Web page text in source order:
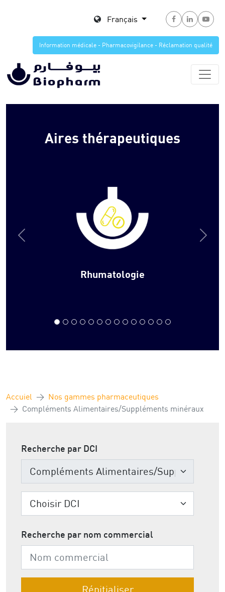
Français
Information médicale - Pharmacovigilance - Réclamation qualité
Aires thérapeutiques
Rhumatologie
Accuiel
Nos gammes pharmaceutiques
Compléments Alimentaires/Suppléments minéraux
Recherche par DCI
Recherche par nom commercial